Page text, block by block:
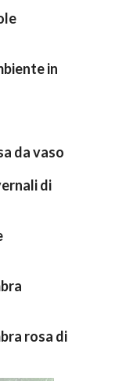
in
da vaso
di
rosa di